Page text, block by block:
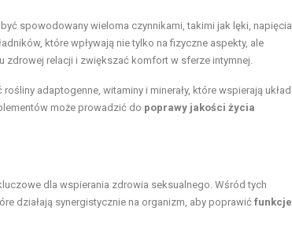
być spowodowany wieloma czynnikami, takimi jak lęki, napięcia
które wpływają nie tylko na fizyczne aspekty, ale
relacji i zwiększać komfort w sferze intymnej.
adaptogenne, witaminy i minerały, które wspierają układ
może prowadzić do poprawy jakości życia
kluczowe dla wspierania zdrowia seksualnego. Wśród tych
działają synergistycznie na organizm, aby poprawić funkcje